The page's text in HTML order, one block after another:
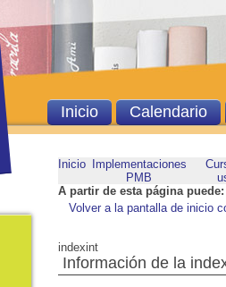
Inicio
Implementaciones
PMB
A partir de esta página puede:
Volver a la pantalla de inicio
indexint
Información de la
Inicio Calendario